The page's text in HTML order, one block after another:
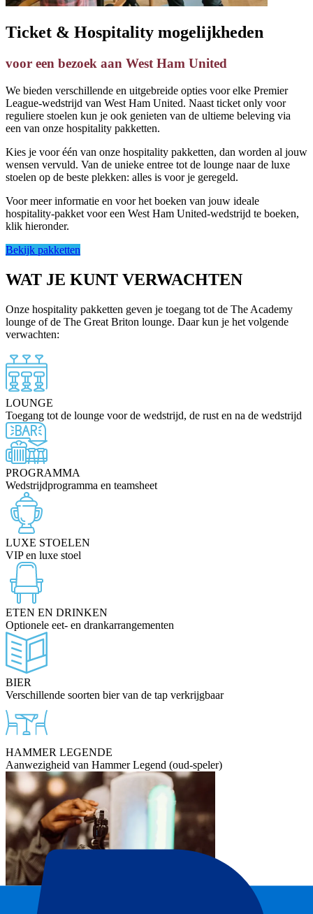
Ticket & Hospitality mogelijkheden
voor een bezoek aan West Ham United
We bieden verschillende en uitgebreide opties voor elke Premier
League-wedstrijd van West Ham United. Naast ticket only voor
reguliere stoelen kun je ook genieten van de ultieme beleving via
een van onze hospitality pakketten.
Kies je voor één van onze hospitality pakketten, dan worden al jouw
wensen vervuld. Van de unieke entree tot de lounge naar de luxe
stoelen op de beste plekken: alles is voor je geregeld.
Voor meer informatie en voor het boeken van jouw ideale
hospitality-pakket voor een West Ham United-wedstrijd te boeken,
klik hieronder.
Bekijk pakketten
WAT JE KUNT VERWACHTEN
Onze hospitality pakketten geven je toegang tot de The Academy
lounge of de The Great Briton lounge. Daar kun je het volgende
verwachten:
LOUNGE
Toegang tot de lounge voor de wedstrijd, de rust en na de wedstrijd
PROGRAMMA
Wedstrijdprogramma en teamsheet
LUXE STOELEN
VIP en luxe stoel
ETEN EN DRINKEN
Optionele eet- en drankarrangementen
BIER
Verschillende soorten bier van de tap verkrijgbaar
HAMMER LEGENDE
Aanwezigheid van Hammer Legend (oud-speler)